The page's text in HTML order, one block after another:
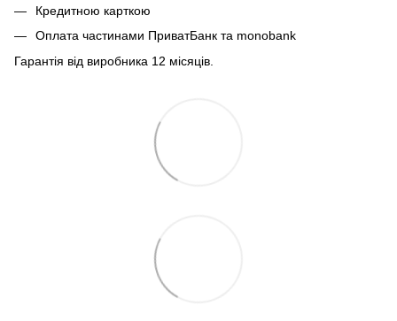
Кредитною карткою
Оплата частинами ПриватБанк та monobank
Гарантія від виробника 12 місяців.